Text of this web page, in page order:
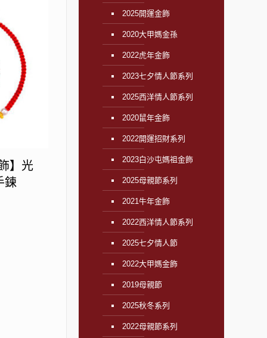
】光
鍊
2025開運金飾
2020大甲媽金孫
2022虎年金飾
2023七夕情人節系列
2025西洋情人節系列
2020鼠年金飾
2022開運招財系列
2023白沙屯媽祖金飾
2025母親節系列
2021牛年金飾
2022西洋情人節系列
2025七夕情人節
2022大甲媽金飾
2019母親節
2025秋冬系列
2022母親節系列